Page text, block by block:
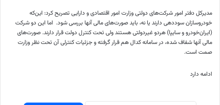
مدیرکل دفتر امور شرکت‌های دولتی وزارت امور اقتصادی و دارایی تصریح کرد: این‌که
خودروسازان سوددهی دارند یا نه، باید صورت‌های مالی آنها بررسی شود. اما این دو شرکت
(ایران‌خودرو و سایپا) هردو غیردولتی هستند ولی تحت کنترل دولت قرار دارند. صورت‌های
مالی آنها شفاف شده، در سامانه کدال هم قرار گرفته و جزئیات کنترلی آن تحت نظر وزارت
صمت است.
ادامه دارد